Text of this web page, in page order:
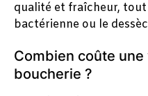
qualité et fraîcheur,
bactérienne ou le
Combien coûte
boucherie ?